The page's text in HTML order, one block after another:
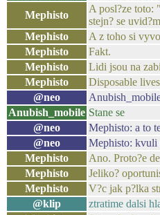
Mephisto
A posl?ze toto:
stejn? se
Mephisto
A z toho si
Mephisto
Fakt.
Mephisto
Lidi jsou na
Mephisto
Disposable
@neo
Anubish_mobile Stane se
@neo
Mephisto: a to
@neo
Mephisto: kvuli
Mephisto
Ano. Proto?e
Mephisto
Jeliko?
Mephisto
V?c jak p?lka
@klip
ztratime dalsi